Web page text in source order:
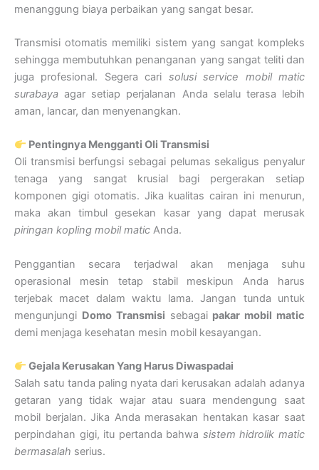
menanggung biaya perbaikan yang sangat besar.
Transmisi otomatis memiliki sistem yang sangat kompleks
sehingga membutuhkan penanganan yang sangat teliti dan
juga profesional. Segera cari solusi service mobil matic
surabaya agar setiap perjalanan Anda selalu terasa lebih
aman, lancar, dan menyenangkan.
Pentingnya Mengganti Oli Transmisi
Oli transmisi berfungsi sebagai pelumas sekaligus penyalur
tenaga yang sangat krusial bagi pergerakan setiap
komponen gigi otomatis. Jika kualitas cairan ini menurun,
maka akan timbul gesekan kasar yang dapat merusak
piringan kopling mobil matic Anda.
Penggantian secara terjadwal akan menjaga suhu
operasional mesin tetap stabil meskipun Anda harus
terjebak macet dalam waktu lama. Jangan tunda untuk
mengunjungi Domo Transmisi sebagai pakar mobil matic
demi menjaga kesehatan mesin mobil kesayangan.
Gejala Kerusakan Yang Harus Diwaspadai
Salah satu tanda paling nyata dari kerusakan adalah adanya
getaran yang tidak wajar atau suara mendengung saat
mobil berjalan. Jika Anda merasakan hentakan kasar saat
perpindahan gigi, itu pertanda bahwa sistem hidrolik matic
bermasalah serius.